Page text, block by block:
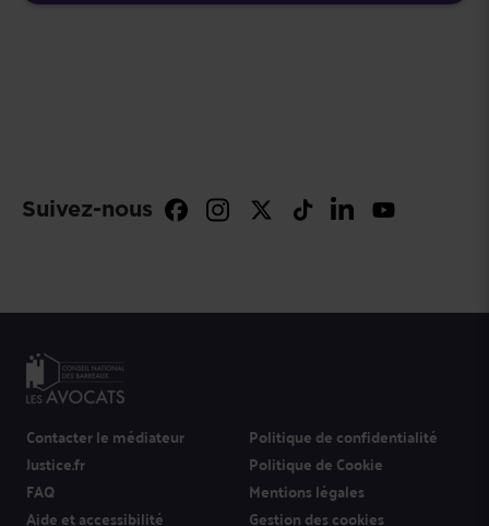
Suivez-nous
Contacter le médiateur
Justice.fr
FAQ
Aide et accessibilité
Politique de confidentialité
Politique de Cookie
Mentions légales
Gestion des cookies